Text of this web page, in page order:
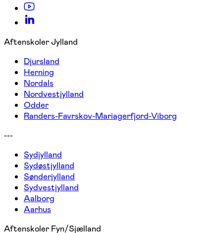
Aftenskoler Jylland
Djursland
Herning
Nordals
Nordvestjylland
Odder
Randers-Favrskov-Mariagerfjord-Viborg
---
Sydjylland
Sydøstjylland
Sønderjylland
Sydvestjylland
Aalborg
Aarhus
Aftenskoler Fyn/Sjælland